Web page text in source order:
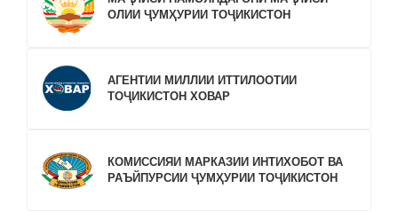
ОЛИИ ҶУМҲУРИИ ТОҶИКИСТОН
АГЕНТИИ МИЛЛИИ ИТТИЛООТИИ
ТОҶИКИСТОН ХОВАР
КОМИССИЯИ МАРКАЗИИ ИНТИХОБОТ ВА
РАЪЙПУРСИИ ҶУМҲУРИИ ТОҶИКИСТОН